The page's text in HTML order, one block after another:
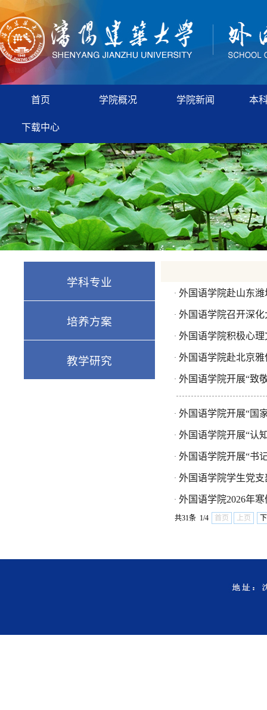
首页 学院概况 学院新闻 本
下载中心
学科专业
培养方案
教学研究
· 外国语学院赴山东
· 外国语学院召开深
· 外国语学院积极心
· 外国语学院赴北京
· 外国语学院开展“致
· 外国语学院开展“国
· 外国语学院开展“认
· 外国语学院开展“书
· 外国语学院学生党
· 外国语学院2026年
共31条 1/4 首页 上页